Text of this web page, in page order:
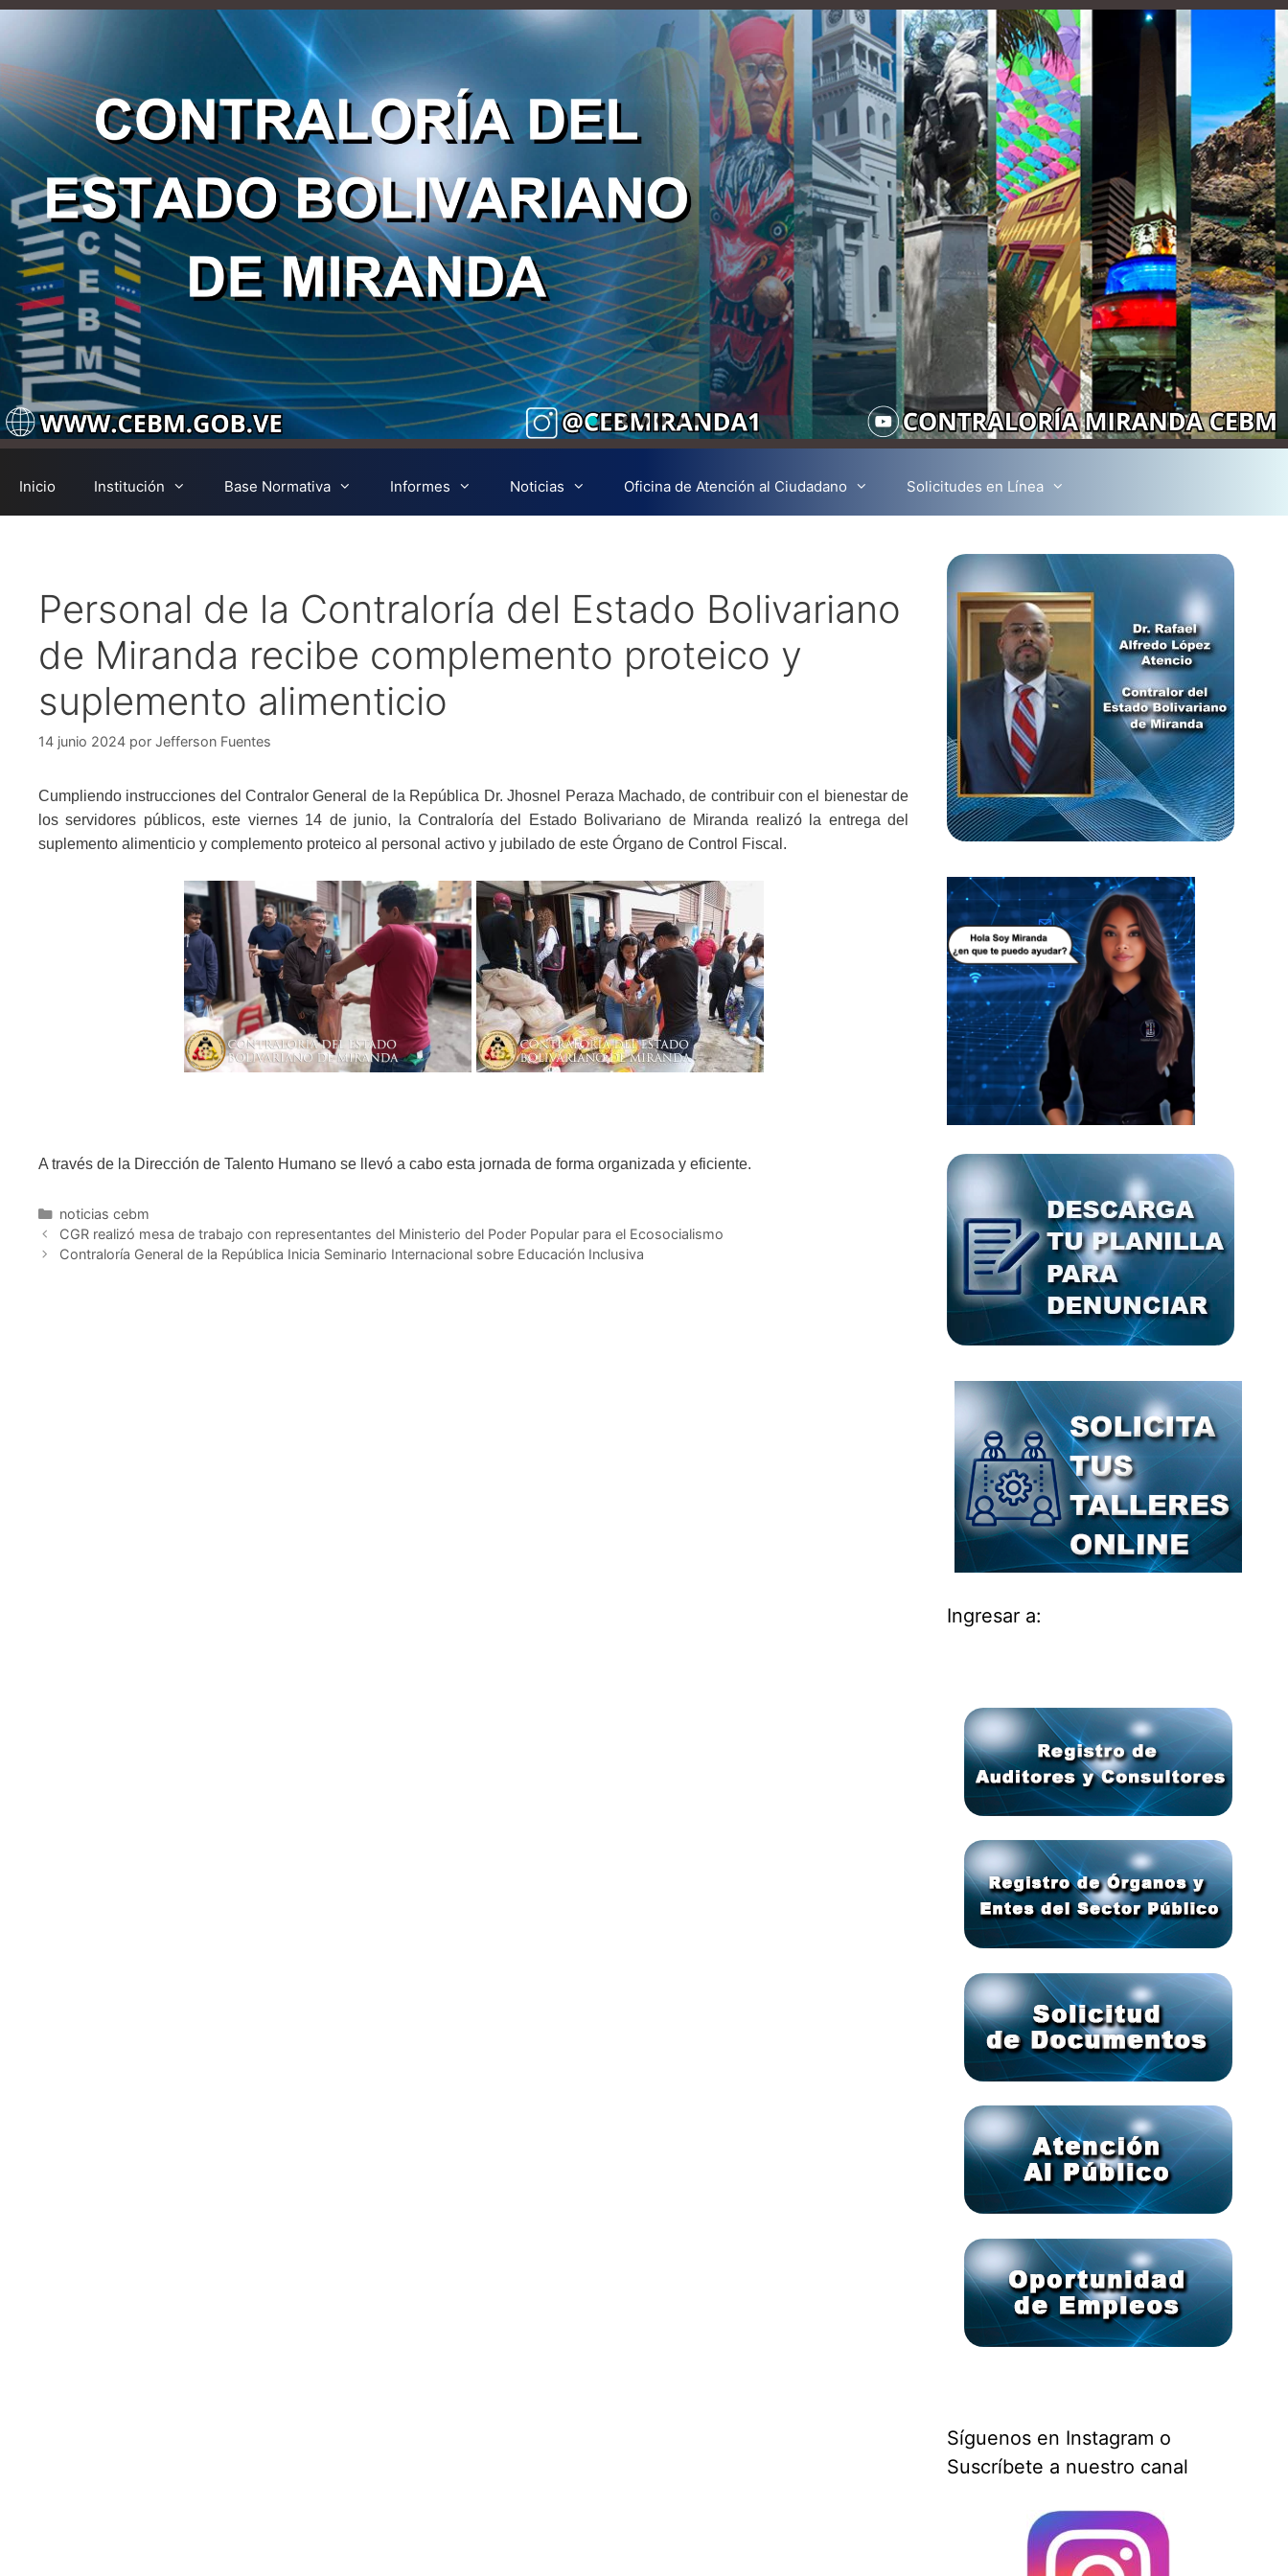
Inicio Institución Base Normativa Informes Noticias Oficina de Atención al Ciudadano Solicitudes en Línea
Personal de la Contraloría del Estado Bolivariano
de Miranda recibe complemento proteico y
suplemento alimenticio
14 junio 2024 por Jefferson Fuentes
Cumpliendo instrucciones del Contralor General de la República Dr. Jhosnel Peraza Machado, de contribuir con el bienestar de
los servidores públicos, este viernes 14 de junio, la Contraloría del Estado Bolivariano de Miranda realizó la entrega del
suplemento alimenticio y complemento proteico al personal activo y jubilado de este Órgano de Control Fiscal.
A través de la Dirección de Talento Humano se llevó a cabo esta jornada de forma organizada y eficiente.
noticias cebm
CGR realizó mesa de trabajo con representantes del Ministerio del Poder Popular para el Ecosocialismo
Contraloría General de la República Inicia Seminario Internacional sobre Educación Inclusiva
Ingresar a:
Síguenos en Instagram o
Suscríbete a nuestro canal